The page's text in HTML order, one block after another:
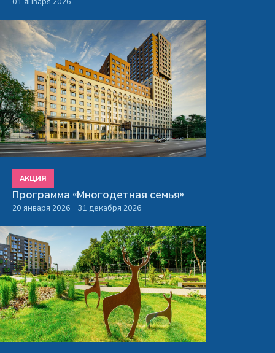
АКЦИЯ
Программа «Многодетная семья»
20 января 2026 - 31 декабря 2026